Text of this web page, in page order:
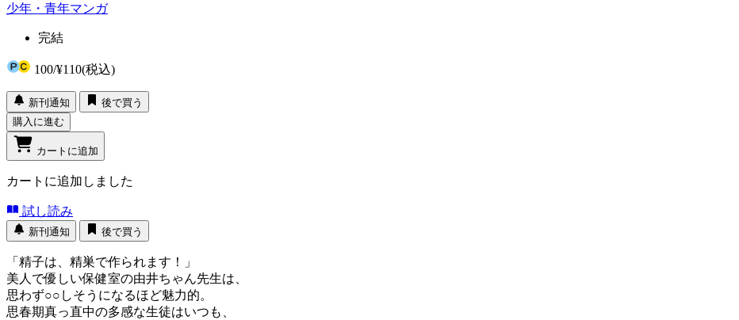
少年・青年マンガ
完結
100/¥110(税込)
新刊通知
後で買う
購入に進む
カートに追加
カートに追加しました
試し読み
新刊通知 後で買う
「精子は、精巣で作られます！」
美人で優しい保健室の由井ちゃん先生は、
思わず○○しそうになるほど魅力的。
思春期真っ直中の多感な生徒はいつも、